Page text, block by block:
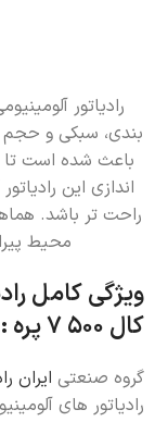
بندی، سبکی و
باعث شده است تا
اندازی این
محیط
ویژگی کامل
کال 500 7 پره :
گروه صنعتي ايران
رادياتور هاي